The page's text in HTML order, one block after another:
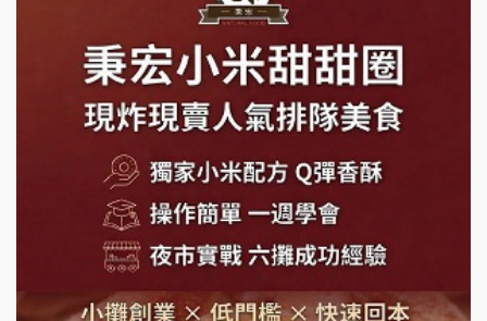
莫尼早餐Morni加盟說明會
手作功夫茶加盟說明會
SHARE TEA歇腳亭加盟說明會
潮味決-湯滷專門店加盟說明會
鬍子茶加盟說明會
鮮茶道加盟說明會